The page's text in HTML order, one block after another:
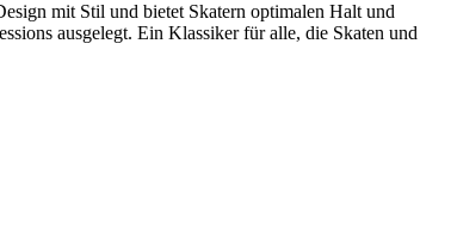
mit Stil und bietet Skatern optimalen Halt und
ausgelegt. Ein Klassiker für alle, die Skaten und